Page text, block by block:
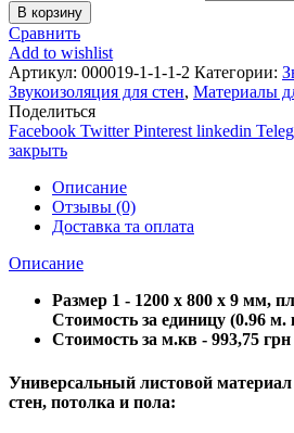
В корзину
Сравнить
Add to wishlist
Артикул: 000019-1-1-1-2 Категории:
Звукоизоляция для стен, Материалы
Поделиться
Facebook Twitter Pinterest linkedin
закрыть
Описание
Отзывы (0)
Доставка та оплата
Описание
Размер 1 - 1200 х 800 х 9 мм,
Стоимость за единицу (0.96 м.
Стоимость за м.кв - 993,75 грн
Универсальный листовой материал
стен, потолка и пола: